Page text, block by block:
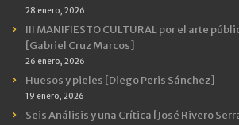
28 enero, 2026
III MANIFIESTO CULTURAL por el arte
[Gabriel Cruz Marcos]
26 enero, 2026
Huesos y pieles [Diego Peris Sánchez]
19 enero, 2026
Seis Análisis y una Crítica [José Rivero